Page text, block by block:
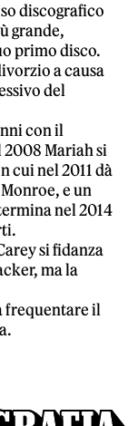
discografico
grande,
primo disco.
a causa
del
con il
2008 Mariah si
cui nel 2011 dà
e un
nel 2014
si fidanza
ma la
frequentare il